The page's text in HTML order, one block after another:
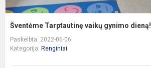
Šventėme Tarptautinę vaikų gynimo dieną!
Paskelbta: 2022-06-06
Kategorija: Renginiai